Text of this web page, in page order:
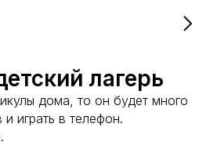
лагерь
дома, то он будет много
и играть в телефон.